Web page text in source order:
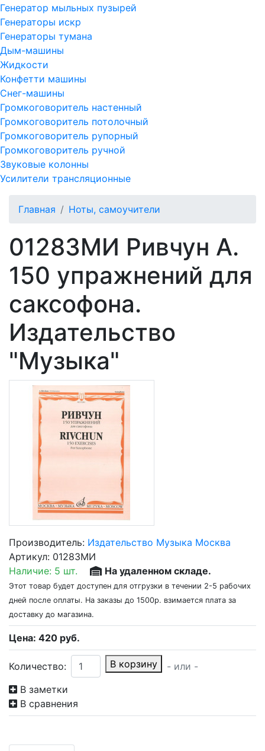
Генератор мыльных пузырей
Генераторы искр
Генераторы тумана
Дым-машины
Жидкости
Конфетти машины
Снег-машины
Громкоговоритель настенный
Громкоговоритель потолочный
Громкоговоритель рупорный
Громкоговоритель ручной
Звуковые колонны
Усилители трансляционные
Главная Ноты, самоучители
01283МИ Ривчун А.
150 упражнений для
саксофона.
Издательство
"Музыка"
Производитель: Издательство Музыка Москва
Артикул: 01283МИ
Наличие: 5 шт. На удаленном складе.
Этот товар будет доступен для отгрузки в течении 2-5 рабочих
дней после оплаты. На заказы до 1500р. взимается плата за
доставку до магазина.
Цена: 420 руб.
Количество: В корзину
- или -
В заметки
В сравнения